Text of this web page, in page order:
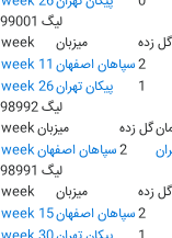
لیگ 99001
week
میزبان گل زده
week 11 سپاهان اصفهان2
week 26پيکان تهران 1
لیگ 98992
weekمیزبان گل زده
weekسپاهان اصفهان2
لیگ 98991
week
میزبان گل زده
week 15سپاهان اصفهان2